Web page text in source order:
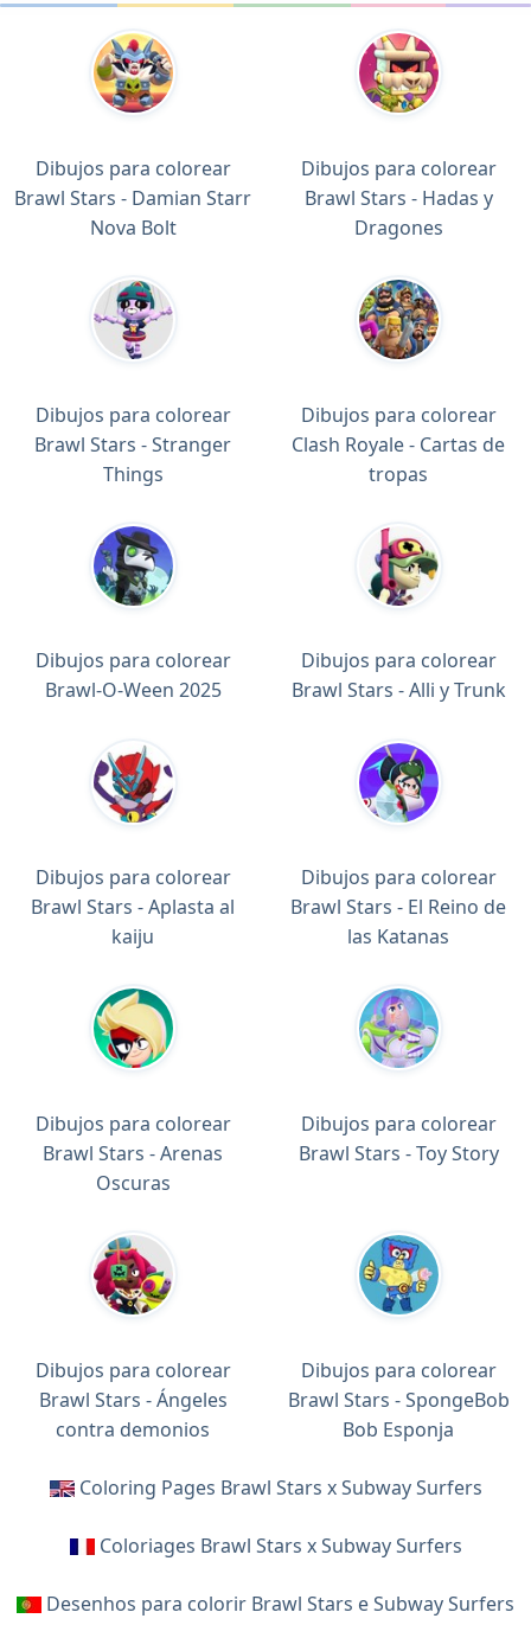
Dibujos para colorear
Brawl Stars - Damian Starr
Nova Bolt
Dibujos para colorear
Brawl Stars - Hadas y
Dragones
Dibujos para colorear
Brawl Stars - Stranger
Things
Dibujos para colorear
Clash Royale - Cartas de
tropas
Dibujos para colorear
Brawl-O-Ween 2025
Dibujos para colorear
Brawl Stars - Alli y Trunk
Dibujos para colorear
Brawl Stars - Aplasta al
kaiju
Dibujos para colorear
Brawl Stars - El Reino de
las Katanas
Dibujos para colorear
Brawl Stars - Arenas
Oscuras
Dibujos para colorear
Brawl Stars - Toy Story
Dibujos para colorear
Brawl Stars - Ángeles
contra demonios
Dibujos para colorear
Brawl Stars - SpongeBob
Bob Esponja
Coloring Pages Brawl Stars x Subway Surfers
Coloriages Brawl Stars x Subway Surfers
Desenhos para colorir Brawl Stars e Subway Surfers